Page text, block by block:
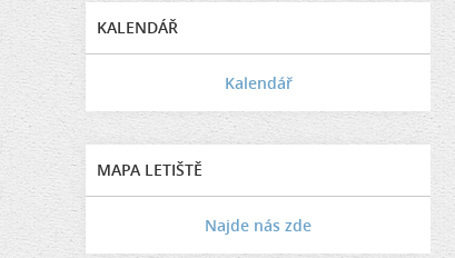
KALENDÁŘ
Kalendář
MAPA LETIŠTĚ
Najde nás zde